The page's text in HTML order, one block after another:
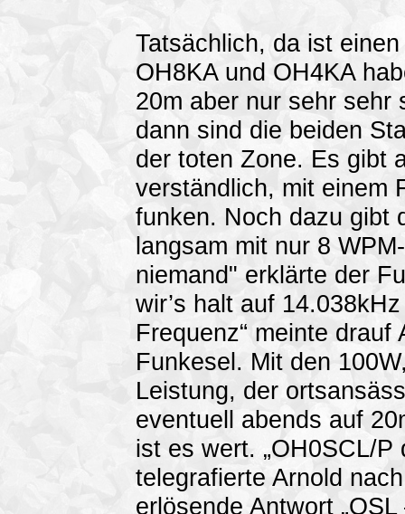
Tatsächlich, da ist
OH8KA und OH4KA
20m aber nur sehr sehr
dann sind die beiden
der toten Zone. Es gibt
verständlich, mit einem
funken. Noch dazu gibt
langsam mit nur 8
niemand" erklärte der
wir’s halt auf
Frequenz“ meinte
Funkesel. Mit den
Leistung, der
eventuell abends auf
ist es wert. „OH0SCL/P
telegrafierte Arnold
erlösende Antwort